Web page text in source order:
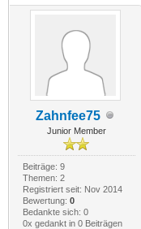
Zahnfee75
Junior Member
Beiträge: 9
Themen: 2
Registriert seit: Nov 2014
Bewertung: 0
Bedankte sich: 0
0x gedankt in 0 Beiträgen